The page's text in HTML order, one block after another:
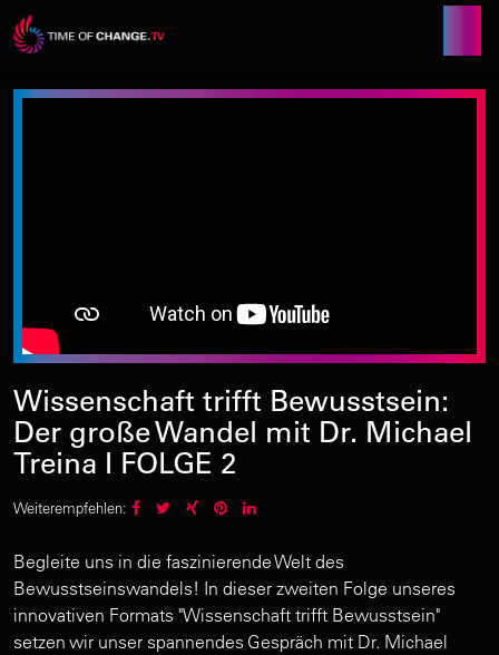
Wissenschaft trifft Bewusstsein:
Der große Wandel mit Dr. Michael
Treina I FOLGE 2
Weiterempfehlen:
Begleite uns in die faszinierende Welt des
Bewusstseinswandels! In dieser zweiten Folge unseres
innovativen Formats "Wissenschaft trifft Bewusstsein"
setzen wir unser spannendes Gespräch mit Dr. Michael